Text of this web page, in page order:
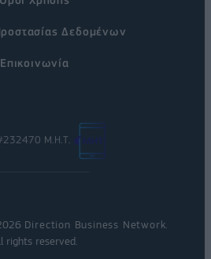
Δεδομένων
Επικοινωνία
Μ.Η.Τ.
Direction Business Network
rights reserved.